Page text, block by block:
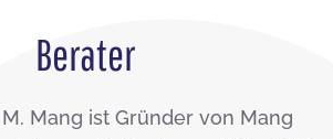
Berater
M. Mang ist Gründer von Mang